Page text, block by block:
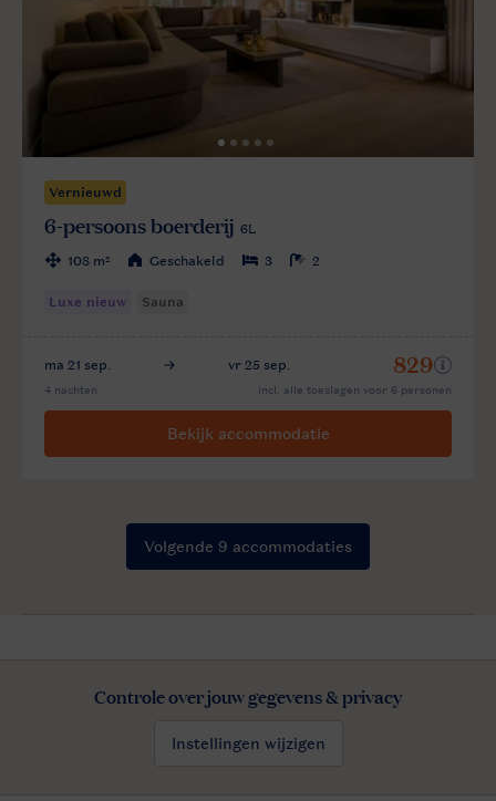
Controle over jouw gegevens & privacy
Instellingen wijzigen